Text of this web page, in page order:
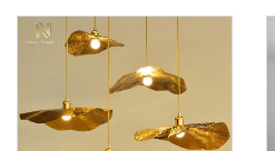
obedennaya komnata
zheleznyi akrilikovyi led
Lustra